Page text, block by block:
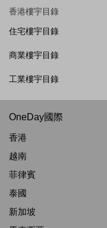
香港樓宇目錄
住宅樓宇目錄
商業樓宇目錄
工業樓宇目錄
OneDay國際
香港
越南
菲律賓
泰國
新加坡